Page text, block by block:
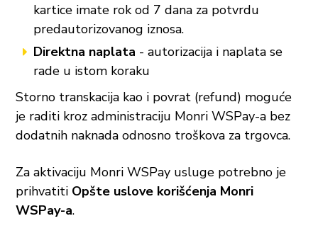
kartice imate rok od 7 dana za potvrdu
predautorizovanog iznosa.
Direktna naplata - autorizacija i naplata se
rade u istom koraku
Storno transkacija kao i povrat (refund) moguće
je raditi kroz administraciju Monri WSPay-a bez
dodatnih naknada odnosno troškova za trgovca.
Za aktivaciju Monri WSPay usluge potrebno je
prihvatiti Opšte uslove korišćenja Monri
WSPay-a.